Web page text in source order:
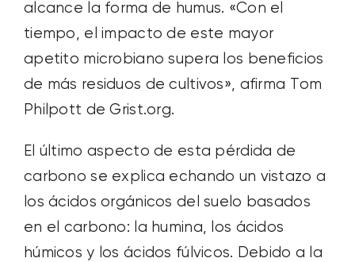
alcance la forma de humus. «Con el
tiempo, el impacto de este mayor
apetito microbiano supera los beneficios
de más residuos de cultivos», afirma Tom
Philpott de Grist.org.
El último aspecto de esta pérdida de
carbono se explica echando un vistazo a
los ácidos orgánicos del suelo basados
en el carbono: la humina, los ácidos
húmicos y los ácidos fúlvicos. Debido a la